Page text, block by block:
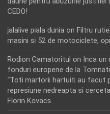
CEDO!
jalalive piala dunia on Filtru
masini si 52 de motociclete,
Rodion Camatoritul on Inca un
fonduri europene de la
“Toti martorii hartuiti au facut
represiune nedreapta si
Florin Kovacs